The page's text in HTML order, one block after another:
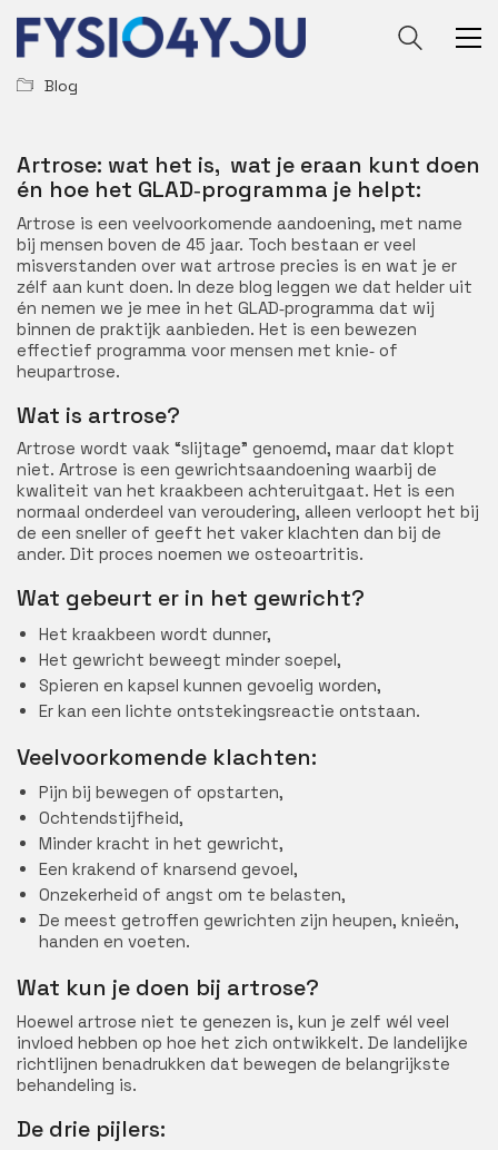
Blog
Artrose: wat het is, wat je eraan kunt doen
én hoe het GLAD‑programma je helpt:
Artrose is een veelvoorkomende aandoening, met name
bij mensen boven de 45 jaar. Toch bestaan er veel
misverstanden over wat artrose precies is en wat je er
zélf aan kunt doen. In deze blog leggen we dat helder uit
én nemen we je mee in het GLAD‑programma dat wij
binnen de praktijk aanbieden. Het is een bewezen
effectief programma voor mensen met knie‑ of
heupartrose.
Wat is artrose?
Artrose wordt vaak “slijtage” genoemd, maar dat klopt
niet. Artrose is een gewrichtsaandoening waarbij de
kwaliteit van het kraakbeen achteruitgaat. Het is een
normaal onderdeel van veroudering, alleen verloopt het bij
de een sneller of geeft het vaker klachten dan bij de
ander. Dit proces noemen we osteoartritis.
Wat gebeurt er in het gewricht?
Het kraakbeen wordt dunner,
Het gewricht beweegt minder soepel,
Spieren en kapsel kunnen gevoelig worden,
Er kan een lichte ontstekingsreactie ontstaan.
Veelvoorkomende klachten:
Pijn bij bewegen of opstarten,
Ochtendstijfheid,
Minder kracht in het gewricht,
Een krakend of knarsend gevoel,
Onzekerheid of angst om te belasten,
De meest getroffen gewrichten zijn heupen, knieën,
handen en voeten.
Wat kun je doen bij artrose?
Hoewel artrose niet te genezen is, kun je zelf wél veel
invloed hebben op hoe het zich ontwikkelt. De landelijke
richtlijnen benadrukken dat bewegen de belangrijkste
behandeling is.
De drie pijlers: